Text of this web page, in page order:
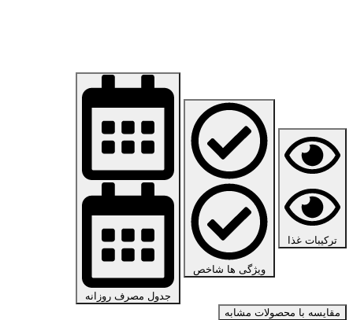
ترکیبات غذا
ویژگی ها شاخص
جدول مصرف روزانه
مقایسه با محصولات مشابه